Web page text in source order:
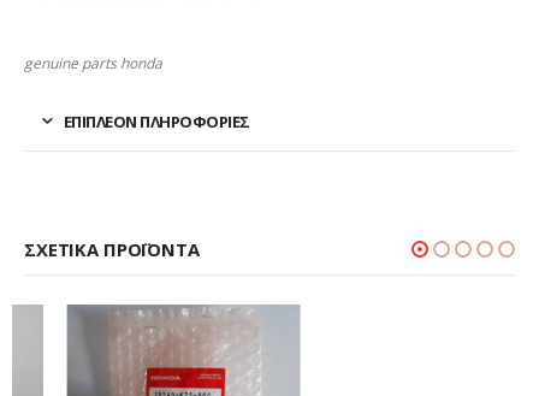
genuine parts honda
ΕΠΙΠΛΈΟΝ ΠΛΗΡΟΦΟΡΊΕΣ
ΣΧΕΤΙΚΆ ΠΡΟΪΌΝΤΑ